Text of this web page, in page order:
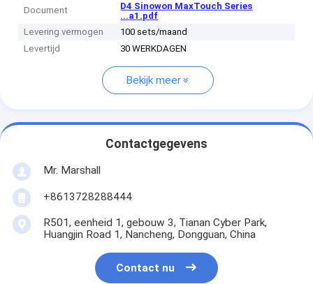
Document
D4 Sinowon MaxTouch Series
...a1.pdf
Levering vermogen
100 sets/maand
Levertijd
30 WERKDAGEN
Bekijk meer
Contactgegevens
Mr. Marshall
+8613728288444
R501, eenheid 1, gebouw 3, Tianan Cyber Park,
Huangjin Road 1, Nancheng, Dongguan, China
Contact nu